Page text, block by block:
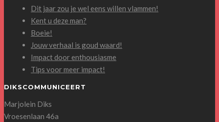
Dit jaar zou je wel eens willen vlammen!
Kent u deze man?
Boeie!
Jouw verhaal is goud waard!
Impact door enthousiasme
Tips voor meer impact!
DIKSCOMMUNICEERT
Marjolein Diks
Vroesenlaan 46a